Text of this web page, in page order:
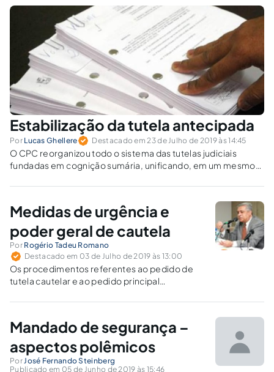
Estabilização da tutela antecipada
Por Lucas Ghellere Destacado em 23 de Julho de 2019 às 14:45
O CPC reorganizou todo o sistema das tutelas judiciais
fundadas em cognição sumária, unificando, em um mesmo
cautelar e a tutela antecipada.
Medidas de urgência e
poder geral de cautela
Por Rogério Tadeu Romano
Destacado em 03 de Julho de 2019 às 13:00
Os procedimentos referentes ao pedido de
tutela cautelar e ao pedido principal
CPC/2015.
Mandado de segurança –
aspectos polêmicos
Por José Fernando Steinberg
Publicado em 05 de Junho de 2019 às 15:46